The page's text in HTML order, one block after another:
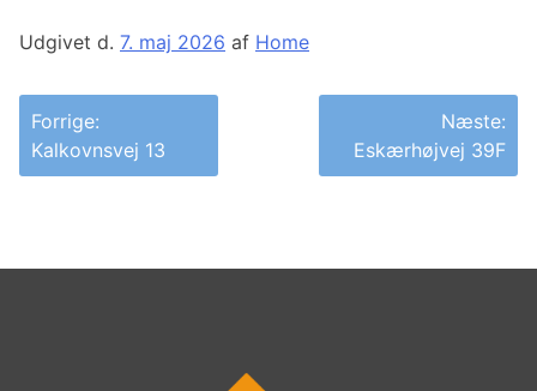
Udgivet d. 7. maj 2026 af Home
Indlægsnavigation
Forrige:
Kalkovnsvej 13
Næste:
Eskærhøjvej 39F